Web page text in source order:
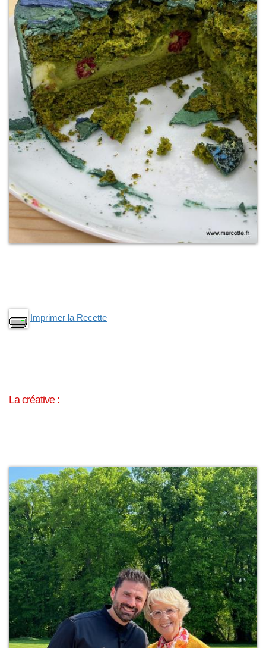
Imprimer la Recette
La créative :